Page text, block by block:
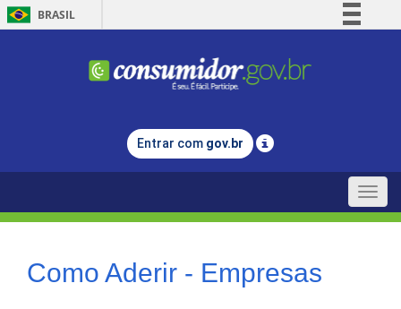
BRASIL
Comunica BR
Legislação
Entrar com gov.br
Toggle
Como Aderir - Empresas